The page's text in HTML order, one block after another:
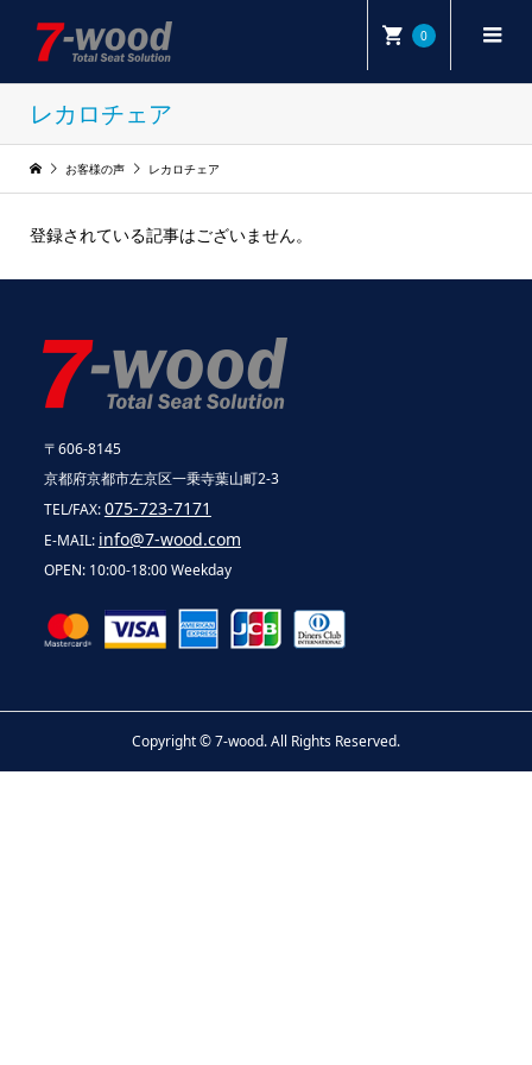
0
レカロチェア
お客様の声 レカロチェア
登録されている記事はございません。
〒606-8145
京都府京都市左京区一乗寺葉山町2-3
TEL/FAX:075-723-7171
E-MAIL: info@7-wood.com
OPEN: 10:00-18:00 Weekday
Copyright ©7-wood. All Rights Reserved.